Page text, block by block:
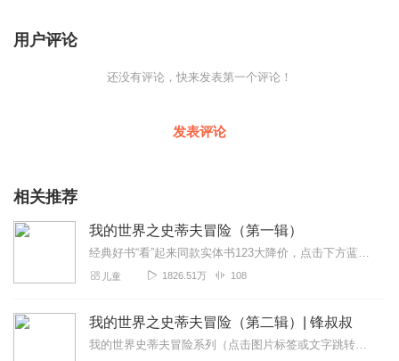
用户评论
还没有评论，快来发表第一个评论！
发表评论
相关推荐
我的世界之史蒂夫冒险（第一辑）
经典好书“看”起来同款实体书123大降价，点击下方蓝色链接优惠购我的世界·史蒂夫冒险故事（第一辑1-6·套装6册）【最全】我的世界节目单指引点击节目名可跳...
儿童 1826.51万 108
我的世界之史蒂夫冒险（第二辑）| 锋叔叔
我的世界史蒂夫冒险系列（点击图片标签或文字跳转到专辑收听）【最新上线】【最全】锋叔叔必听专辑指引：紫灵村长系列（双子动漫著）星空物语全系列（双子动漫著）紫灵大...